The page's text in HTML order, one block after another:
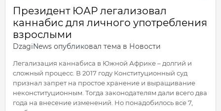
Президент ЮАР легализовал
каннабис для личного употребления
взрослыми
DzagiNews опубликовал тема в Новости
Легализация каннабиса в Южной Африке – долгий и
сложный процесс. В 2017 году Конституционный суд
признал запрет на простое хранение и выращивание
неконституционным. Тогда законодателям дали всего два
года на внесение изменений. Но понадобилось все 7,